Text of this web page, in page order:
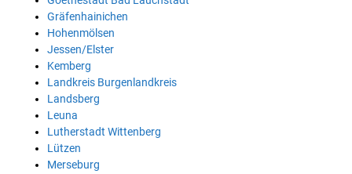
Gräfenhainichen
Hohenmölsen
Jessen/Elster
Kemberg
Landkreis Burgenlandkreis
Landsberg
Leuna
Lutherstadt Wittenberg
Lützen
Merseburg